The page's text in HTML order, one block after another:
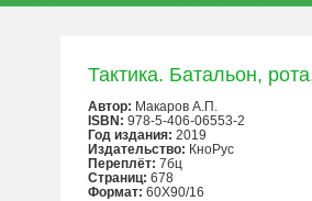
Тактика. Батальон,
Автор: Макаров А.П.
ISBN: 978-5-406-06553-2
Год издания: 2019
Издательство: КноРус
Переплёт: 7бц
Страниц: 678
Формат: 60X90/16